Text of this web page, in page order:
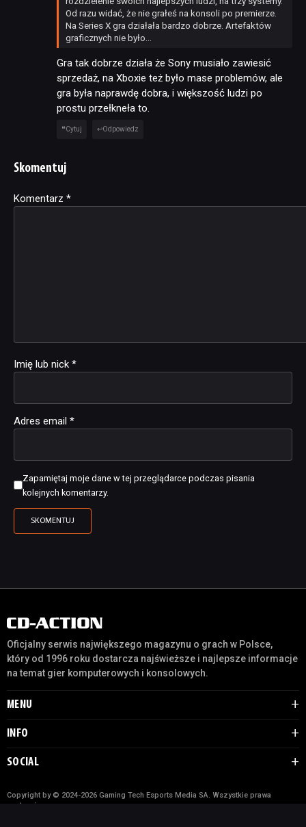
Od razu widać, że nie grałeś na konsoli po premierze.
Na Series X gra działała bardzo dobrze. Artefaktów
graficznych nie było…
Gra tak dobrze działa że Sony musiało zawiesić
sprzedaż, na Xboxie też było mase problemów, ale
gra była naprawdę dobra, i większość ludzi po
prostu przełkneła to.
Cytuj Odpowiedz
Skomentuj
Komentarz *
Imię lub nick *
Adres email *
Zapamiętaj moje dane w tej przeglądarce podczas pisania
kolejnych komentarzy.
Alternative:
Oficjalny serwis największego magazynu o grach w Polsce,
który od 1996 roku dostarcza najświeższe i najlepsze informacje
na temat gier komputerowych i konsolowych.
MENU
INFO
SOCIAL
Copyright by © 2024-2026 Gaming Tech Esports Media SA. Wszystkie prawa
zastrzeżone.